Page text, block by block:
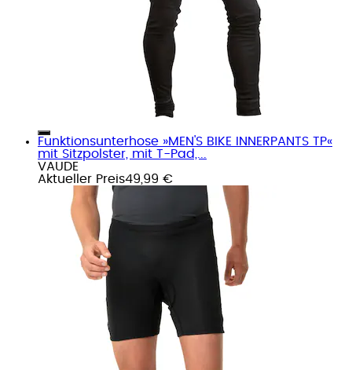
Funktionsunterhose »MEN'S BIKE INNERPANTS TP«
mit Sitzpolster, mit T-Pad,...
VAUDE
Aktueller Preis49,99 €